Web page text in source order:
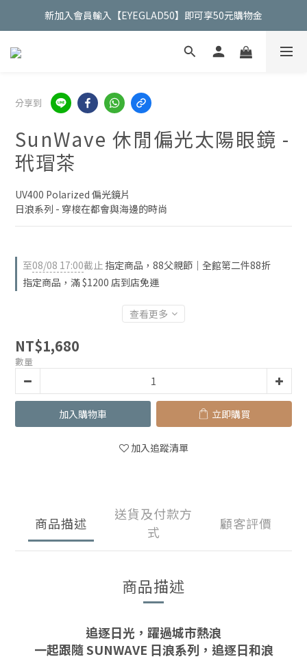
立即加入Line官方好友獲得50元折扣金
新加入會員輸入【EYEGLAD50】即可享50元購物金
立即加入Line官方好友獲得50元折扣金
分享到
SunWave 休閒偏光太陽眼鏡 -
玳瑁茶
UV400 Polarized 偏光鏡片
日浪系列 - 穿梭在都會與海邊的時尚
至08/08 17:00截止 指定商品，88父親節｜全館第二件88折
指定商品，滿 $1200 店到店免運
查看更多
NT$1,680
數量
加入購物車 立即購買
加入追蹤清單
商品描述
送貨及付款方
式
顧客評價
商品描述
追逐日光，躍過城市熱浪
一起跟隨 SUNWAVE 日浪系列，追逐日和浪